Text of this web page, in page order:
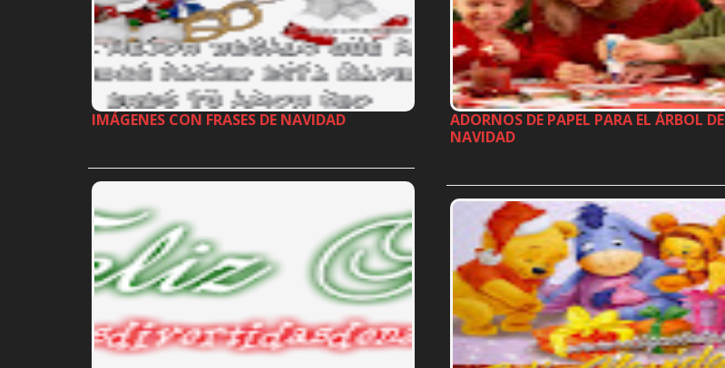
IMÁGENES CON FRASES DE NAVIDAD
ADORNOS DE PAPEL PARA EL ÁRBOL DE
NAVIDAD